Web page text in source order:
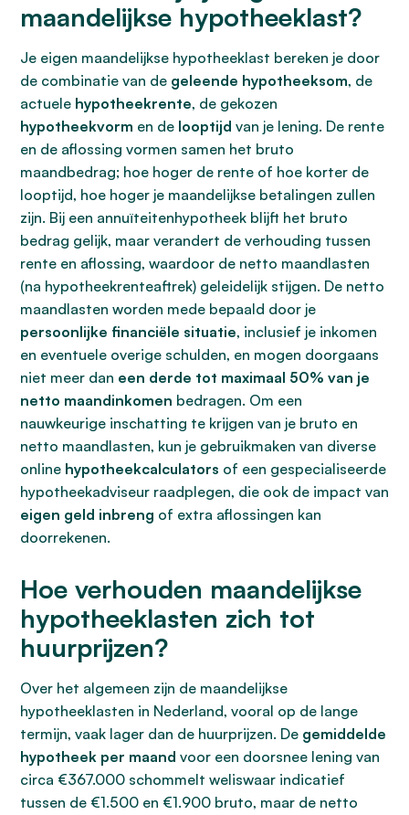
maandelijkse hypotheeklast?
Je eigen maandelijkse hypotheeklast bereken je door
de combinatie van de geleende hypotheeksom, de
actuele hypotheekrente, de gekozen
hypotheekvorm en de looptijd van je lening. De rente
en de aflossing vormen samen het bruto
maandbedrag; hoe hoger de rente of hoe korter de
looptijd, hoe hoger je maandelijkse betalingen zullen
zijn. Bij een annuïteitenhypotheek blijft het bruto
bedrag gelijk, maar verandert de verhouding tussen
rente en aflossing, waardoor de netto maandlasten
(na hypotheekrenteaftrek) geleidelijk stijgen. De netto
maandlasten worden mede bepaald door je
persoonlijke financiële situatie, inclusief je inkomen
en eventuele overige schulden, en mogen doorgaans
niet meer dan een derde tot maximaal 50% van je
netto maandinkomen bedragen. Om een
nauwkeurige inschatting te krijgen van je bruto en
netto maandlasten, kun je gebruikmaken van diverse
online hypotheekcalculators of een gespecialiseerde
hypotheekadviseur raadplegen, die ook de impact van
eigen geld inbreng of extra aflossingen kan
doorrekenen.
Hoe verhouden maandelijkse
hypotheeklasten zich tot
huurprijzen?
Over het algemeen zijn de maandelijkse
hypotheeklasten in Nederland, vooral op de lange
termijn, vaak lager dan de huurprijzen. De gemiddelde
hypotheek per maand voor een doorsnee lening van
circa €367.000 schommelt weliswaar indicatief
tussen de €1.500 en €1.900 bruto, maar de netto